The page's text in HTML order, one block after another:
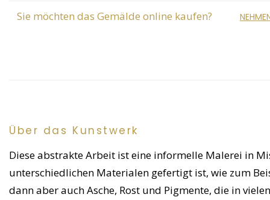
Sie möchten das Gemälde online kaufen?
Über das Kunstwerk
Diese abstrakte Arbeit ist eine informelle Malerei in
unterschiedlichen Materialen gefertigt ist, wie zum
dann aber auch Asche, Rost und Pigmente, die in